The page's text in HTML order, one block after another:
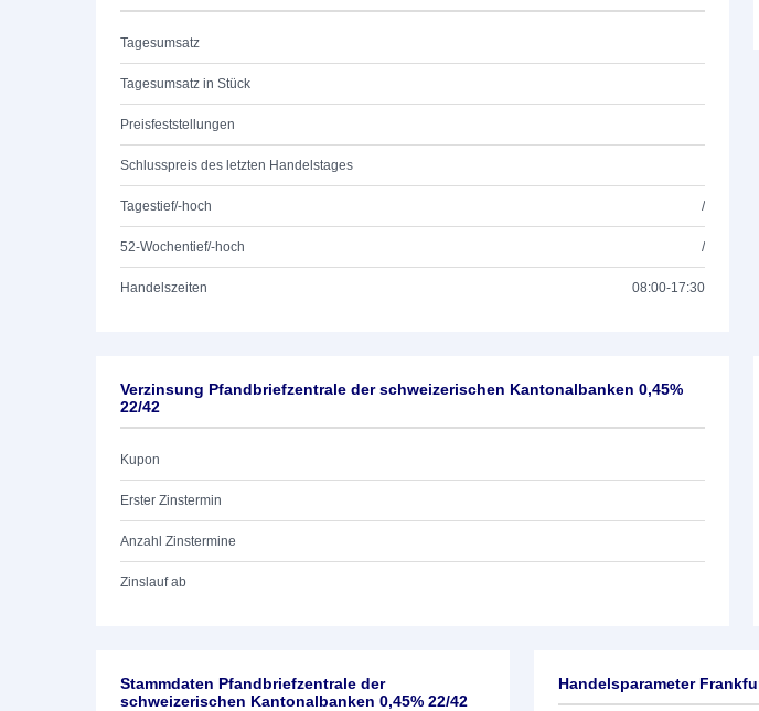
Tagesumsatz
Tagesumsatz in Stück
Preisfeststellungen
Schlusspreis des letzten Handelstages
Tagestief/-hoch /
52-Wochentief/-hoch /
Handelszeiten 08:00-17:30
Verzinsung Pfandbriefzentrale der schweizerischen Kantonalbanken 0,45%
22/42
Kupon
Erster Zinstermin
Anzahl Zinstermine
Zinslauf ab
Stammdaten Pfandbriefzentrale der
schweizerischen Kantonalbanken 0,45% 22/42
Handelsparameter